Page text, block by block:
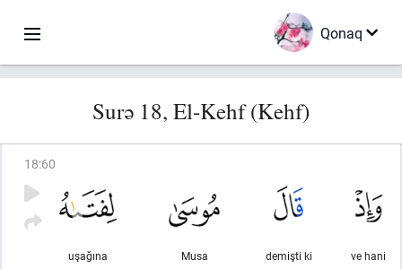
Qonaq
Surə 18, El-Kehf (Kehf)
18:60
ve hani
demişti ki
Musa
uşağına